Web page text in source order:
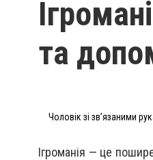
та
Чоловік зі зв’язаними
Ігроманія — це